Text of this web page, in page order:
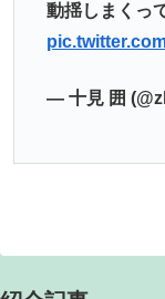
動揺しまくっ
— 十見 囲